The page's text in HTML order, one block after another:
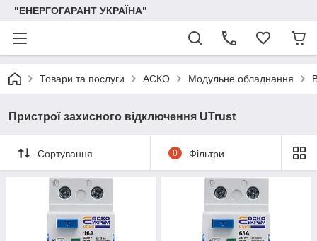
"ЕНЕРГОГАРАНТ УКРАЇНА"
Товари та послуги АСКО Модульне обладнання
Пристрої захисного відключення UTrust
Сортування 0 Фільтри